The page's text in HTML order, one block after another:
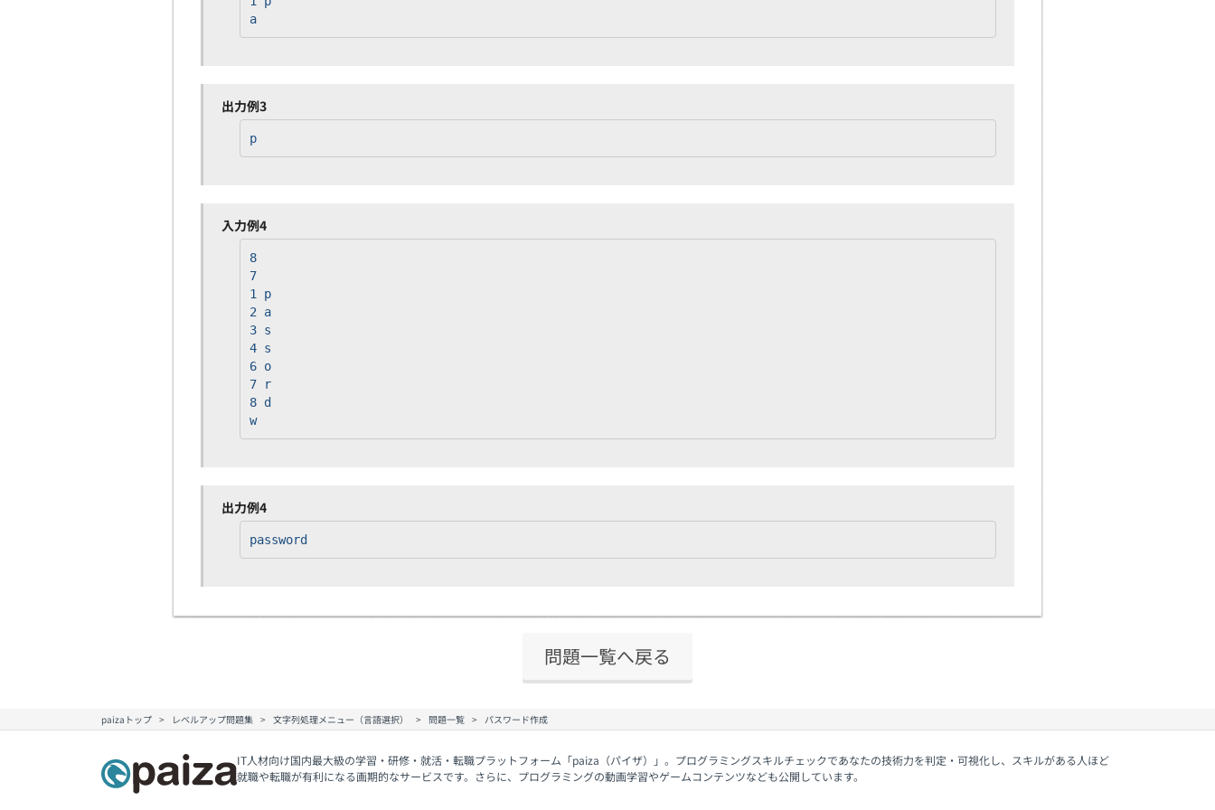
a
出力例3
p
入力例4
8
7
1 p
2 a
3 s
4 s
6 o
7 r
8 d
w
出力例4
password
問題一覧へ戻る
paizaトップ レベルアップ問題集 文字列処理メニュー（言語選択） 問題一覧 パスワード作成
IT人材向け国内最大級の学習・研修・就活・転職プラットフォーム「paiza（パイザ）」。プログラミングスキルチェックであなたの技術力を判定・可視化し、スキルがある人ほど
就職や転職が有利になる画期的なサービスです。さらに、プログラミングの動画学習やゲームコンテンツなども公開しています。